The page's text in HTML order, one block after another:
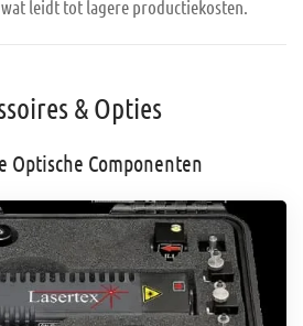
leidt tot lagere productiekosten.
& Opties
Optische Componenten